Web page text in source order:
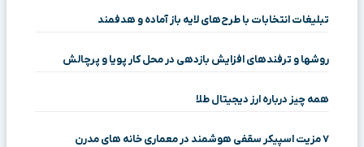
تبلیغات انتخابات با طرح‌های لایه باز آماده و هدفمند
روشها و ترفندهای افزایش بازدهی در محل کار پویا و پرچالش
همه چیز درباره ارز دیجیتال طلا
۷ مزیت اسپیکر سقفی هوشمند در معماری خانه‌ های مدرن